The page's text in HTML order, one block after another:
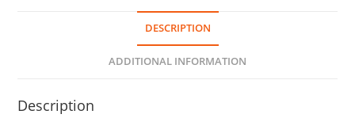
DESCRIPTION
ADDITIONAL INFORMATION
Description